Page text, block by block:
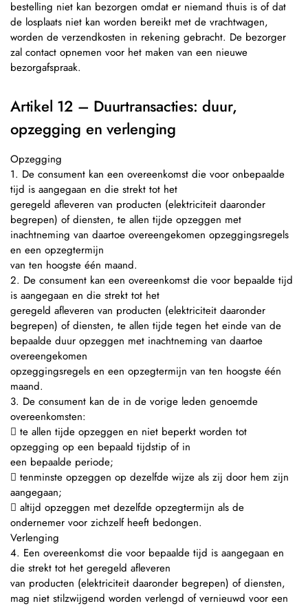
bestelling niet kan bezorgen omdat er niemand thuis is of dat
de losplaats niet kan worden bereikt met de vrachtwagen,
worden de verzendkosten in rekening gebracht. De bezorger
zal contact opnemen voor het maken van een nieuwe
bezorgafspraak.
Artikel 12 – Duurtransacties: duur,
opzegging en verlenging
Opzegging
1. De consument kan een overeenkomst die voor onbepaalde
tijd is aangegaan en die strekt tot het
geregeld afleveren van producten (elektriciteit daaronder
begrepen) of diensten, te allen tijde opzeggen met
inachtneming van daartoe overeengekomen opzeggingsregels
en een opzegtermijn
van ten hoogste één maand.
2. De consument kan een overeenkomst die voor bepaalde tijd
is aangegaan en die strekt tot het
geregeld afleveren van producten (elektriciteit daaronder
begrepen) of diensten, te allen tijde tegen het einde van de
bepaalde duur opzeggen met inachtneming van daartoe
overeengekomen
opzeggingsregels en een opzegtermijn van ten hoogste één
maand.
3. De consument kan de in de vorige leden genoemde
overeenkomsten:
 te allen tijde opzeggen en niet beperkt worden tot
opzegging op een bepaald tijdstip of in
een bepaalde periode;
 tenminste opzeggen op dezelfde wijze als zij door hem zijn
aangegaan;
 altijd opzeggen met dezelfde opzegtermijn als de
ondernemer voor zichzelf heeft bedongen.
Verlenging
4. Een overeenkomst die voor bepaalde tijd is aangegaan en
die strekt tot het geregeld afleveren
van producten (elektriciteit daaronder begrepen) of diensten,
mag niet stilzwijgend worden verlengd of vernieuwd voor een